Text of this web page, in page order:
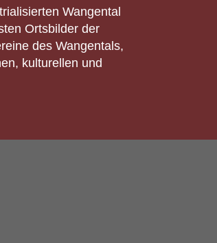
Wangental
Ortsbilder der
des Wangentals,
kulturellen und